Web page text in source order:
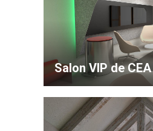
Salon VIP de